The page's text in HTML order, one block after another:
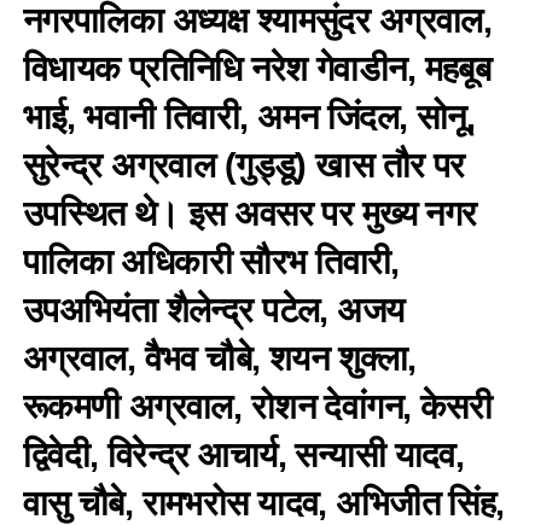
नगरपालिका अध्यक्ष श्यामसुंदर अग्रवाल,
विधायक प्रतिनिधि नरेश गेवाडीन, महबूब
भाई, भवानी तिवारी, अमन जिंदल, सोनू,
सुरेन्द्र अग्रवाल (गुड्डू) खास तौर पर
उपस्थित थे। इस अवसर पर मुख्य नगर
पालिका अधिकारी सौरभ तिवारी,
उपअभियंता शैलेन्द्र पटेल, अजय
अग्रवाल, वैभव चौबे, शयन शुक्ला,
रूकमणी अग्रवाल, रोशन देवांगन, केसरी
द्विवेदी, विरेन्द्र आचार्य, सन्यासी यादव,
वासु चौबे, रामभरोस यादव, अभिजीत सिंह,